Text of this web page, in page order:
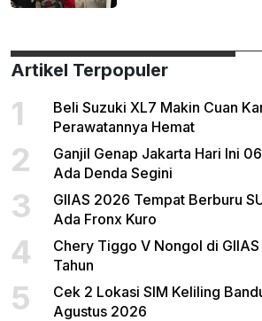
Artikel Terpopuler
1
Beli Suzuki XL7 Makin Cuan
Perawatannya Hemat
2
Ganjil Genap Jakarta Hari Ini
Ada Denda Segini
3
GIIAS 2026 Tempat Berburu
Ada Fronx Kuro
4
Chery Tiggo V Nongol di
Tahun
5
Cek 2 Lokasi SIM Keliling
Agustus 2026